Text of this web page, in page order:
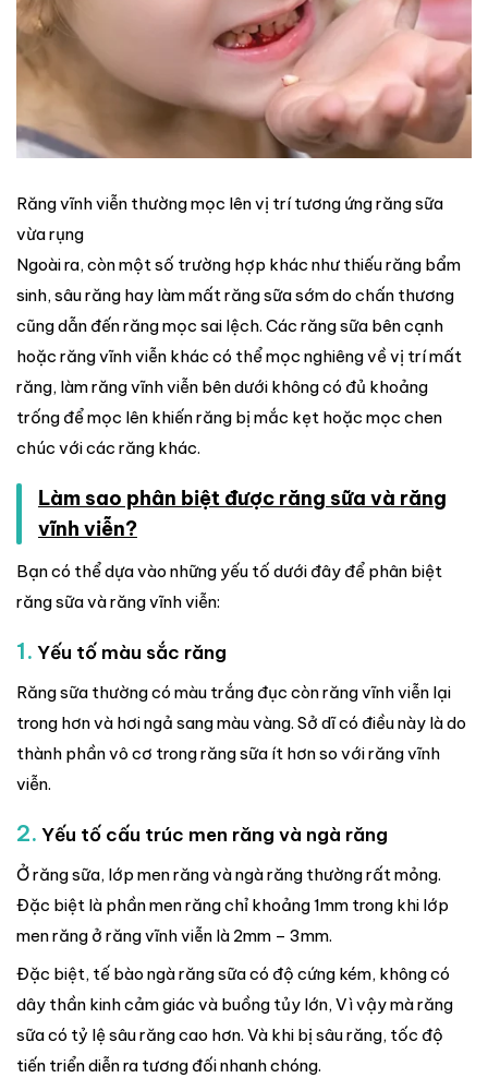
Răng vĩnh viễn thường mọc lên vị trí tương ứng răng sữa
vừa rụng
Ngoài ra, còn một số trường hợp khác như thiếu răng bẩm
sinh, sâu răng hay làm mất răng sữa sớm do chấn thương
cũng dẫn đến răng mọc sai lệch. Các răng sữa bên cạnh
hoặc răng vĩnh viễn khác có thể mọc nghiêng về vị trí mất
răng, làm răng vĩnh viễn bên dưới không có đủ khoảng
trống để mọc lên khiến răng bị mắc kẹt hoặc mọc chen
chúc với các răng khác.
Làm sao phân biệt được răng sữa và răng
vĩnh viễn?
Bạn có thể dựa vào những yếu tố dưới đây để phân biệt
răng sữa và răng vĩnh viễn:
1. Yếu tố màu sắc răng
Răng sữa thường có màu trắng đục còn răng vĩnh viễn lại
trong hơn và hơi ngả sang màu vàng. Sở dĩ có điều này là do
thành phần vô cơ trong răng sữa ít hơn so với răng vĩnh
viễn.
2. Yếu tố cấu trúc men răng và ngà răng
Ở răng sữa, lớp men răng và ngà răng thường rất mỏng.
Đặc biệt là phần men răng chỉ khoảng 1mm trong khi lớp
men răng ở răng vĩnh viễn là 2mm – 3mm.
Đặc biệt, tế bào ngà răng sữa có độ cứng kém, không có
dây thần kinh cảm giác và buồng tủy lớn, Vì vậy mà răng
sữa có tỷ lệ sâu răng cao hơn. Và khi bị sâu răng, tốc độ
tiến triển diễn ra tương đối nhanh chóng.